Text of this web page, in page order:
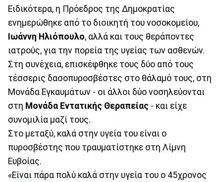
Ειδικότερα, η Πρόεδρος της Δημοκρατίας
ενημερώθηκε από το διοικητή του νοσοκομείου,
Ιωάννη Ηλιόπουλο, αλλά και τους θεράποντες
ιατρούς, για την πορεία της υγείας των ασθενών.
Στη συνέχεια, επισκέφθηκε τους δύο από τους
τέσσερις δασοπυροσβέστες στο θάλαμό τους, στη
Μονάδα Εγκαυμάτων - οι άλλοι δύο νοσηλεύονται
στη Μονάδα Εντατικής Θεραπείας - και είχε
συνομιλία μαζί τους.
Στο μεταξύ, καλά στην υγεία του είναι ο
πυροσβέστης που τραυματίστηκε στη Λίμνη
Ευβοίας.
«Είναι πάρα πολύ καλά στην υγεία του ο 45χρονος